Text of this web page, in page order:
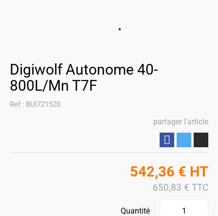
Digiwolf Autonome 40-
800L/Mn T7F
Ref : BUI721520
partager l'article
542,36 € HT
650,83 € TTC
Quantité